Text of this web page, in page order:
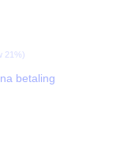
21%)
betaling